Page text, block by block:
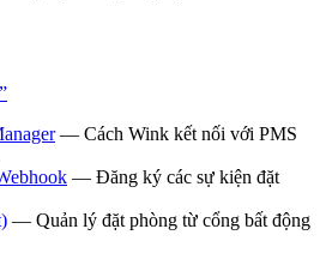
— Cách Wink kết nối với PMS
— Đăng ký các sự kiện đặt
— Quản lý đặt phòng từ cổng bất động